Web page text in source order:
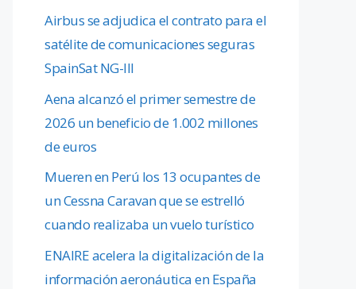
Airbus se adjudica el contrato para el
satélite de comunicaciones seguras
SpainSat NG-III
Aena alcanzó el primer semestre de
2026 un beneficio de 1.002 millones
de euros
Mueren en Perú los 13 ocupantes de
un Cessna Caravan que se estrelló
cuando realizaba un vuelo turístico
ENAIRE acelera la digitalización de la
información aeronáutica en España